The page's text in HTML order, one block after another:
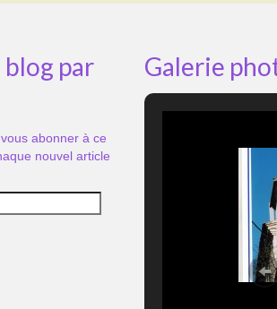
par
abonner à ce
nouvel article
Galerie